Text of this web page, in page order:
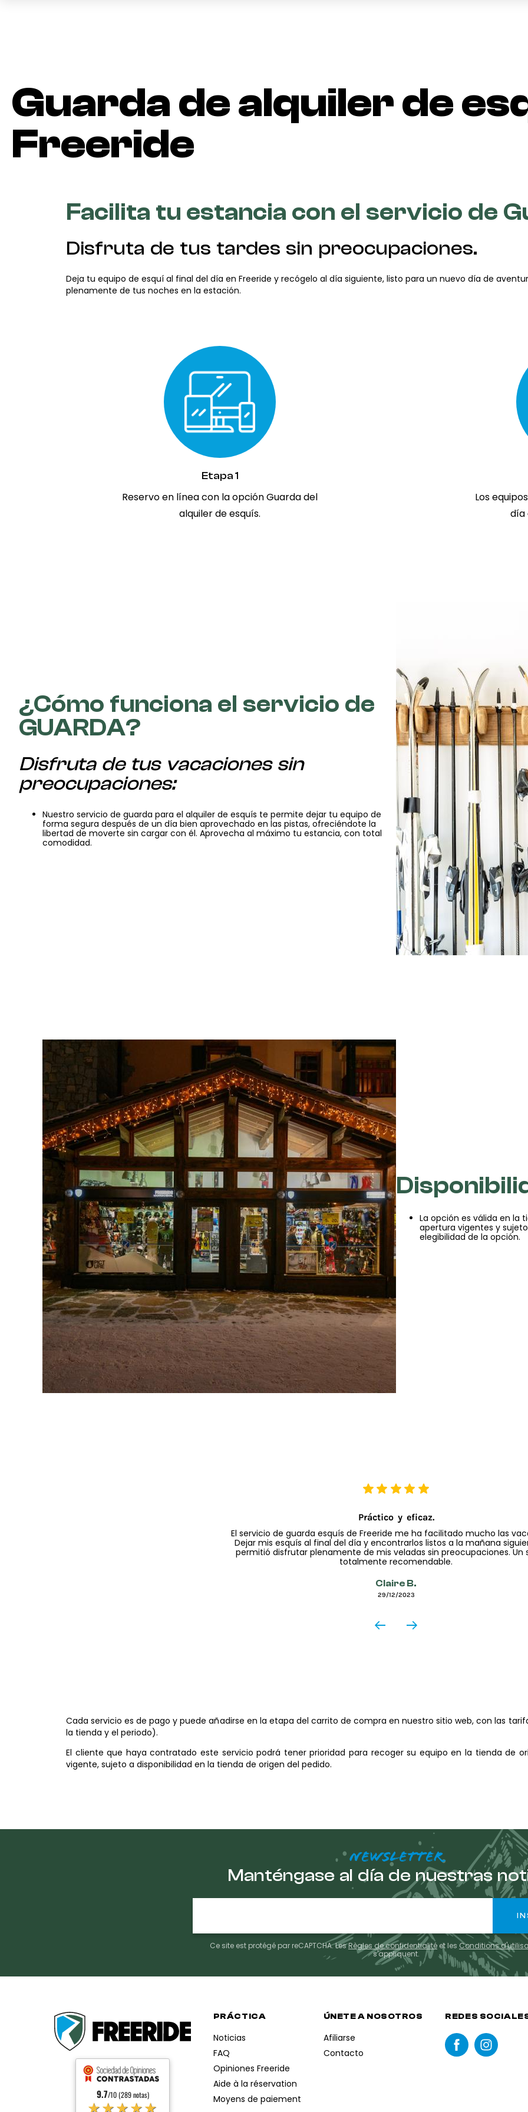
Guarda de alquiler de
Freeride
Facilita tu estancia con el servicio de
Disfruta de tus tardes sin preocupaciones.
Deja tu equipo de esquí al final del día en Freeride y recógelo al día siguiente, listo para un nuevo día de
plenamente de tus noches en la estación.
Etapa 1
Reservo en línea con la opción Guarda del
alquiler de esquís.
Los
día
¿Cómo funciona el servicio de
GUARDA?
Disfruta de tus vacaciones sin
preocupaciones:
Nuestro servicio de guarda para el alquiler de esquís te permite dejar tu equipo de
forma segura después de un día bien aprovechado en las pistas, ofreciéndote la
libertad de moverte sin cargar con él. Aprovecha al máximo tu estancia, con total
comodidad.
La opción es válida en la
apertura vigentes y
elegibilidad de la opción.
Práctico y eficaz.
El servicio de guarda esquís de Freeride me ha facilitado mucho las
Dejar mis esquís al final del día y encontrarlos listos a la mañana
permitió disfrutar plenamente de mis veladas sin preocupaciones. Un
totalmente recomendable.
Claire B.
29/12/2023
Cada servicio es de pago y puede añadirse en la etapa del carrito de compra en nuestro sitio web, con las
la tienda y el periodo).
El cliente que haya contratado este servicio podrá tener prioridad para recoger su equipo en la tienda de
vigente, sujeto a disponibilidad en la tienda de origen del pedido.
NEWSLETTER
Manténgase al día de nuestras
Ce site est protégé par reCAPTCHA. LesRègles de confidentialité et les Conditions
s'appliquent.
9.7/10 (289 notas)
★★★★★
PRÁCTICA
Noticias
FAQ
Opiniones Freeride
Aide à la réservation
Moyens de paiement
ÚNETE A NOSOTROS
Afiliarse
Contacto
REDES